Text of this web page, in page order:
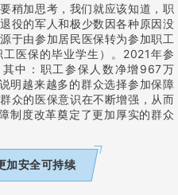
稍加思考，我们就应该知道，职
役的军人和极少数因各种原因没
于由参加居民医保转为参加职工
医保的毕业学生）。2021年参
中：职工参保人数净增967万
明越来越多的群众选择参加保障
众的医保意识在不断增强，从而
制度改革奠定了更加厚实的群众
加安全可持续